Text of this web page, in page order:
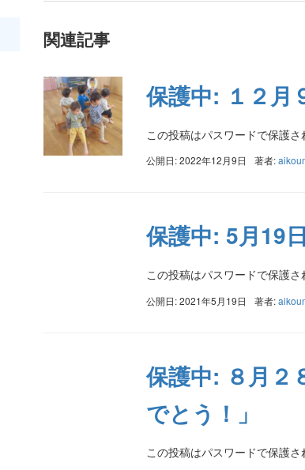
関連記事
保護中: １２月
この投稿はパスワードで保護さ
公開日: 2022年12月9日 著者:
保護中: 5月19
この投稿はパスワードで保護さ
公開日: 2021年5月19日 著者:
保護中: ８月２
でとう！」
この投稿はパスワードで保護さ